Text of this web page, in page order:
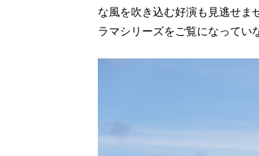
な風を吹き込む好演も見逃せま
ラマシリーズをご覧になってい